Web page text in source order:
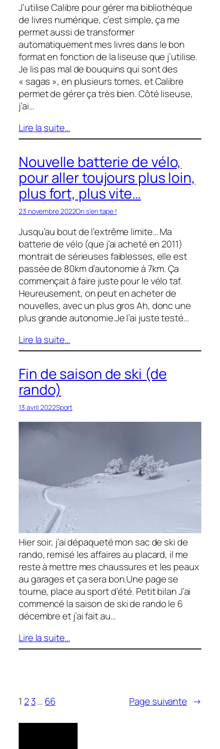
J’utilise Calibre pour gérer ma bibliothèque
de livres numérique, c’est simple, ça me
permet aussi de transformer
automatiquement mes livres dans le bon
format en fonction de la liseuse que j’utilise.
Je lis pas mal de bouquins qui sont des
« sagas », en plusieurs tomes, et Calibre
permet de gérer ça très bien. Côté liseuse,
j’ai…
Lire la suite…
Nouvelle batterie de vélo,
pour aller toujours plus loin,
plus fort, plus vite…
23 novembre 2022On s’en tape !
Jusqu’au bout de l’extrême limite… Ma
batterie de vélo (que j’ai acheté en 2011)
montrait de sérieuses faiblesses, elle est
passée de 80km d’autonomie à 7km. Ça
commençait à faire juste pour le vélo taf.
Heureusement, on peut en acheter de
nouvelles, avec un plus gros Ah, donc une
plus grande autonomie.Je l’ai juste testé…
Lire la suite…
Fin de saison de ski (de
rando)
13 avril 2022Sport
Hier soir, j’ai dépaqueté mon sac de ski de
rando, remisé les affaires au placard, il me
reste à mettre mes chaussures et les peaux
au garages et ça sera bon.Une page se
tourne, place au sport d’été. Petit bilan J’ai
commencé la saison de ski de rando le 6
décembre et j’ai fait au…
Lire la suite…
1 2 3… 66 Page suivante →